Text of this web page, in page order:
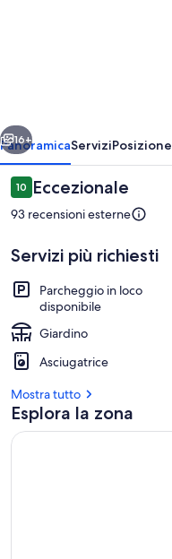
near
Skippack!
Avanti
16+
PanoramicaServiziPosizione
Recensioni
1010 su 10
Eccezionale
93 recensioni esterne
Servizi più richiesti
Parcheggio in loco
disponibile
Giardino
Asciugatrice
Mostra tutto
Esplora la zona